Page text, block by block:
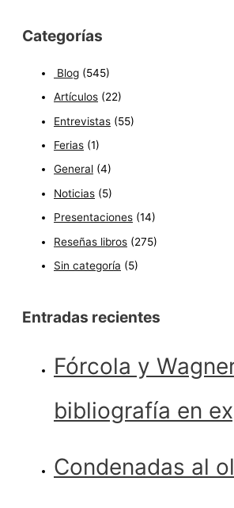
Categorías
Blog (545)
Artículos (22)
Entrevistas (55)
Ferias (1)
General (4)
Noticias (5)
Presentaciones (14)
Reseñas libros (275)
Sin categoría (5)
Entradas recientes
Fórcola y
bibliografía en
Condenadas al